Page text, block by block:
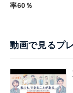
率60％
動画で見るプ